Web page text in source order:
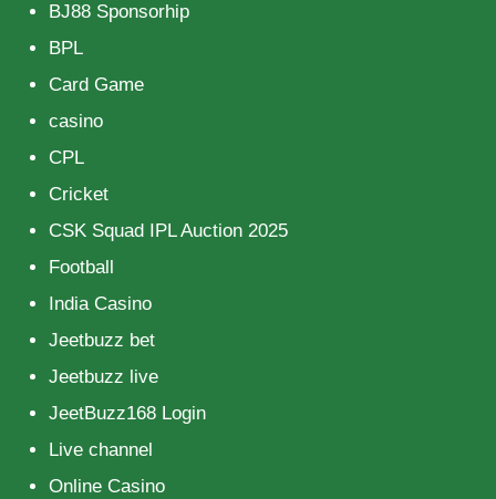
BJ88 Sponsorhip
BPL
Card Game
casino
CPL
Cricket
CSK Squad IPL Auction 2025
Football
India Casino
Jeetbuzz bet
Jeetbuzz live
JeetBuzz168 Login
Live channel
Online Casino